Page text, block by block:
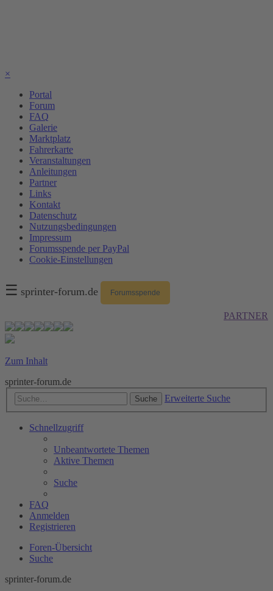
×
Portal
Forum
FAQ
Galerie
Marktplatz
Fahrerkarte
Veranstaltungen
Anleitungen
Partner
Links
Kontakt
Datenschutz
Nutzungsbedingungen
Impressum
Forumsspende per PayPal
Cookie-Einstellungen
☰ sprinter-forum.de Forumsspende
PARTNER
Zum Inhalt
sprinter-forum.de
Suche Erweiterte Suche
Schnellzugriff
Unbeantwortete Themen
Aktive Themen
Suche
FAQ
Anmelden
Registrieren
Foren-Übersicht
Suche
sprinter-forum.de